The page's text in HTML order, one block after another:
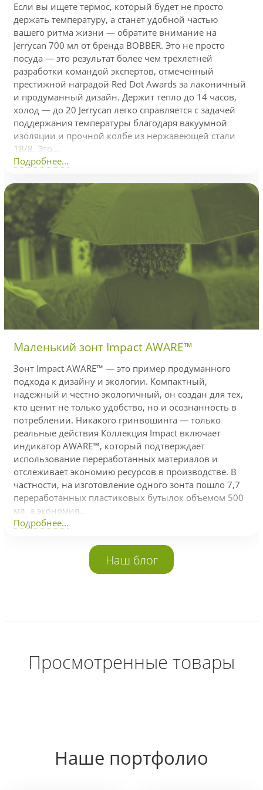
Если вы ищете термос, который будет не просто
держать температуру, а станет удобной частью
вашего ритма жизни — обратите внимание на
Jerrycan 700 мл от бренда BOBBER. Это не просто
посуда — это результат более чем трёхлетней
разработки командой экспертов, отмеченный
престижной наградой Red Dot Awards за лаконичный
и продуманный дизайн. Держит тепло до 14 часов,
холод — до 20 Jerrycan легко справляется с задачей
поддержания температуры благодаря вакуумной
изоляции и прочной колбе из нержавеющей стали
18/8. Это...
Подробнее...
Маленький зонт Impact AWARE™
Зонт Impact AWARE™ — это пример продуманного
подхода к дизайну и экологии. Компактный,
надежный и честно экологичный, он создан для тех,
кто ценит не только удобство, но и осознанность в
потреблении. Никакого гринвошинга — только
реальные действия Коллекция Impact включает
индикатор AWARE™, который подтверждает
использование переработанных материалов и
отслеживает экономию ресурсов в производстве. В
частности, на изготовление одного зонта пошло 7,7
переработанных пластиковых бутылок объемом 500
мл, а экономия...
Подробнее...
Наш блог
Просмотренные товары
Наше портфолио